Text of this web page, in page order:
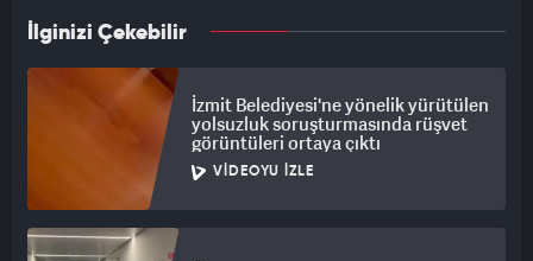
İlginizi Çekebilir
İzmit Belediyesi'ne yönelik yürütülen
yolsuzluk soruşturmasında rüşvet
görüntüleri ortaya çıktı
VIDEOYU İZLE